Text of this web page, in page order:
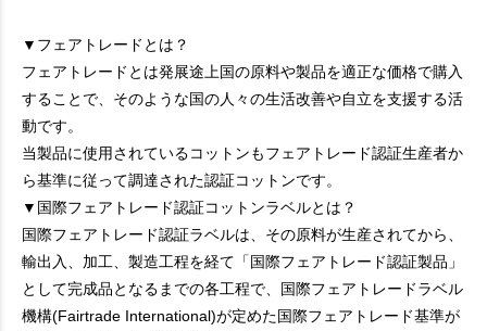
▼フェアトレードとは？
フェアトレードとは発展途上国の原料や製品を適正な価格で購入
することで、そのような国の人々の生活改善や自立を支援する活
動です。
当製品に使用されているコットンもフェアトレード認証生産者か
ら基準に従って調達された認証コットンです。
▼国際フェアトレード認証コットンラベルとは？
国際フェアトレード認証ラベルは、その原料が生産されてから、
輸出入、加工、製造工程を経て「国際フェアトレード認証製品」
として完成品となるまでの各工程で、国際フェアトレードラベル
機構(Fairtrade International)が定めた国際フェアトレード基準が